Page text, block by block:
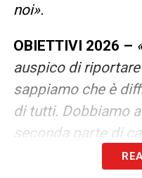
noi».
OBIETTIVI 2026 –
auspico di riportare
sappiamo che è
di tutti. Dobbiamo
seconda parte di
LEGGI ANCHE: